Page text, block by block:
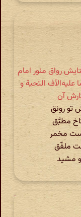
شمارهٔ ۲۰۱ - د‌ر ستایش رواق منور امام
التحیة و
آن
تو رونق
مطبَّق
مخمر
ملفّق
مشید